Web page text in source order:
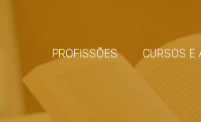
PROFISSÕES CURSOS E